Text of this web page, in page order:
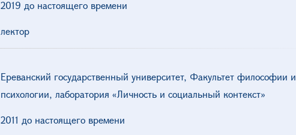
2019 до настоящего времени
лектор
Ереванский государственный университет, Факультет философии и
психологии, лаборатория «Личность и социальный контекст»
2011 до настоящего времени